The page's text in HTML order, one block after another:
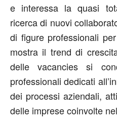
e interessa la quasi
ricerca di nuovi
di figure professionali
mostra il trend di
delle vacancies si
professionali dedicati
dei processi aziendali,
delle imprese coinvolte